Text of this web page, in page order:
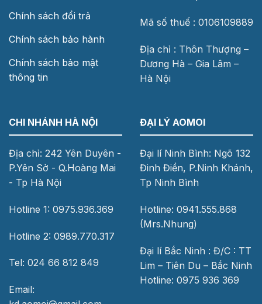
Chính sách đổi trả
Chính sách bảo hành
Chính sách bảo mật
thông tin
Mã số thuế : 0106109889
Địa chỉ : Thôn Thượng –
Dương Hà – Gia Lâm –
Hà Nội
CHI NHÁNH HÀ NỘI
Địa chỉ: 242 Yên Duyên -
P.Yên Sở - Q.Hoàng Mai
- Tp Hà Nội
Hotline 1: 0975.936.369
Hotline 2: 0989.770.317
Tel: 024 66 812 849
Email:
ĐẠI LÝ AOMOI
Đại lí Ninh Bình: Ngõ 132
Đinh Điền, P.Ninh Khánh,
Tp Ninh Bình
Hotline: 0941.555.868
(Mrs.Nhung)
Đại lí Bắc Ninh : Đ/C : TT
Lim – Tiên Du – Bắc Ninh
Hotline: 0975 936 369